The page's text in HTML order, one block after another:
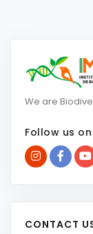
We are
Follow us on
CONTACT